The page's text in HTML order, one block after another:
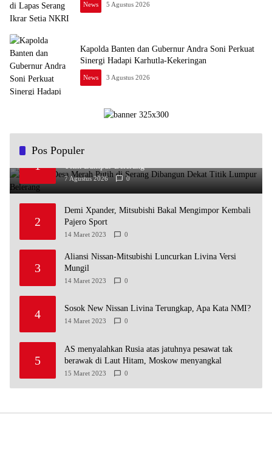
News 5 Agustus 2026
Kapolda Banten dan Gubernur Andra Soni Perkuat
Sinergi Hadapi Karhutla-Kekeringan
News 3 Agustus 2026
Pos Populer
1
Koperasi Desa Merah Putih di Serang Dibangun Dekat
7 Agustus 2026 0
2
Demi Xpander, Mitsubishi Bakal Mengimpor Kembali
Pajero Sport
14 Maret 2023 0
3
Aliansi Nissan-Mitsubishi Luncurkan Livina Versi
Mungil
14 Maret 2023 0
4 Sosok New Nissan Livina Terungkap, Apa Kata NMI?
14 Maret 2023 0
5
AS menyalahkan Rusia atas jatuhnya pesawat tak
berawak di Laut Hitam, Moskow menyangkal
15 Maret 2023 0